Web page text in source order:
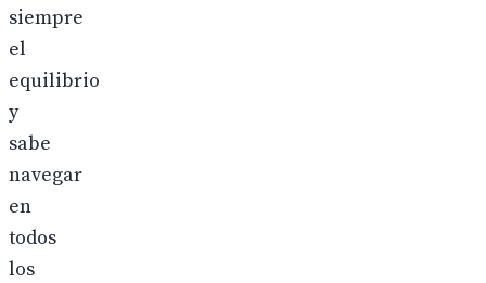
siempre
el
equilibrio
y
sabe
navegar
en
todos
los